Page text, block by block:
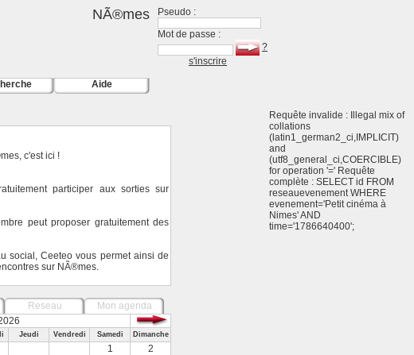
NÃ®mes
Pseudo :
Mot de passe :
?
s'inscrire
Aide
c'est ici !
participer aux sorties sur
peut proposer gratuitement des
social, Ceeteo vous permet ainsi de
sur NÃ®mes.
Reseau
Mon agenda
Jeudi Vendredi Samedi Dimanche
1
2
Requête invalide : Illegal mix of
collations
(latin1_german2_ci,IMPLICIT)
and
(utf8_general_ci,COERCIBLE)
for operation '=' Requête
complète : SELECT id FROM
reseauevenement WHERE
evenement='Petit cinéma à
Nimes' AND
time='1786640400';